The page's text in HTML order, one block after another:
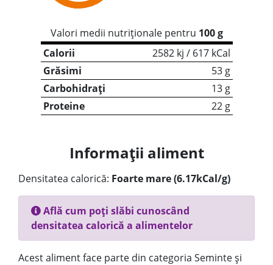
Valori medii nutriționale pentru 100 g
Calorii
2582 kj / 617 kCal
Grăsimi
53 g
Carbohidrați
13 g
Proteine
22 g
Informații aliment
Densitatea calorică: Foarte mare (6.17kCal/g)
Află cum poți slăbi cunoscând
densitatea calorică a alimentelor
Acest aliment face parte din categoria Seminte și